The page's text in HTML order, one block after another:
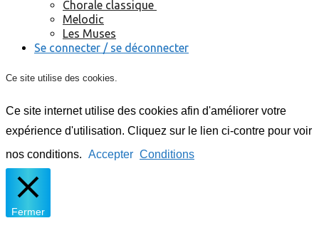
Chorale classique
Melodic
Les Muses
Se connecter / se déconnecter
Ce site utilise des cookies.
Ce site internet utilise des cookies afin d'améliorer votre
expérience d'utilisation. Cliquez sur le lien ci-contre pour voir
nos conditions. Accepter Conditions
Fermer